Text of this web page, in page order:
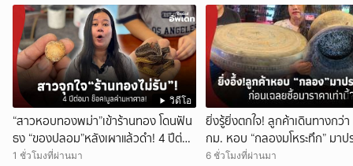
วิดีโอ
“สาวหอบทองพม่า”เข้าร้านทอง โดนฟัน
ธง “ของปลอม”หลังเผาแล้วดำ! 4 ปีต่อ
มา ช็อกมูลค่าพุ่งมหาศาล!
1 ชั่วโมงที่ผ่านมา
ยิ่งรู้ยิ่งตกใจ! ลูกค้าเดินทางกว่
กม. หอบ “กลองมโหระทึก” มาป
ก่อนเฉลยซื้อมาราคาเท่าไหร่?
6 ชั่วโมงที่ผ่านมา